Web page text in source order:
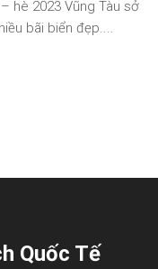
hè 2023 Vũng Tàu sở
bãi biển đẹp....
Quốc Tế